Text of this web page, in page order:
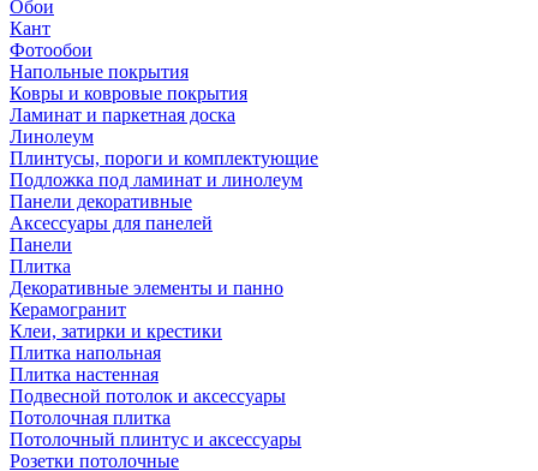
Обои
Кант
Фотообои
Напольные покрытия
Ковры и ковровые покрытия
Ламинат и паркетная доска
Линолеум
Плинтусы, пороги и комплектующие
Подложка под ламинат и линолеум
Панели декоративные
Аксессуары для панелей
Панели
Плитка
Декоративные элементы и панно
Керамогранит
Клеи, затирки и крестики
Плитка напольная
Плитка настенная
Подвесной потолок и аксессуары
Потолочная плитка
Потолочный плинтус и аксессуары
Розетки потолочные